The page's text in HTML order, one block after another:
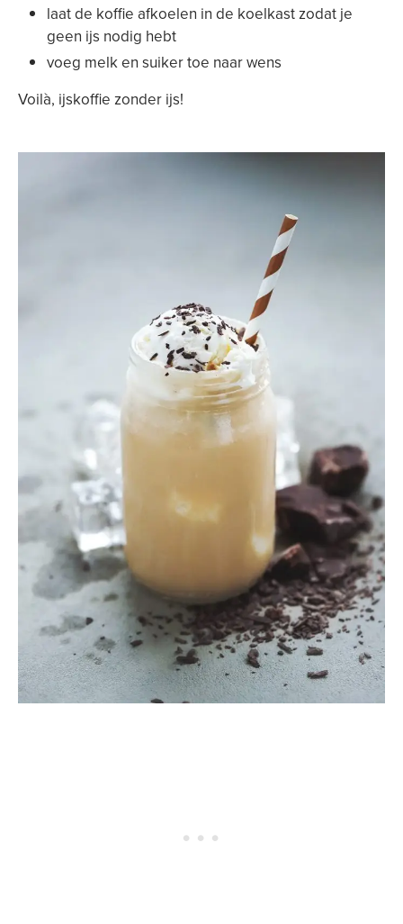
laat de koffie afkoelen in de koelkast zodat je
geen ijs nodig hebt
voeg melk en suiker toe naar wens
Voilà, ijskoffie zonder ijs!